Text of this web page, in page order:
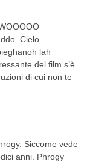
Cielo
lah
del film s’è
di cui non te
Siccome vede
anni. Phrogy